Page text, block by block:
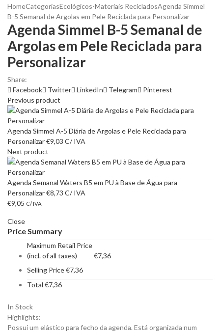
HomeCategoriasEcológicos-Materiais RecicladosAgenda Simmel
B-5 Semanal de Argolas em Pele Reciclada para Personalizar
Agenda Simmel B-5 Semanal de
Argolas em Pele Reciclada para
Personalizar
Share:
Facebook
Twitter LinkedIn Telegram
Pinterest
Previous product
Agenda Simmel A-5 Diária de Argolas e Pele Reciclada para
Personalizar€9,03 C/ IVA
Next product
Agenda Semanal Waters B5 em PU à Base de Água para
Personalizar€8,73 C/ IVA
€9,05 C/ IVA
Close
Price Summary
Maximum Retail Price
(incl. of all taxes)
€7,36
Selling Price€7,36
Total €7,36
In Stock
Highlights:
Possui um elástico para fecho da agenda. Está organizada num